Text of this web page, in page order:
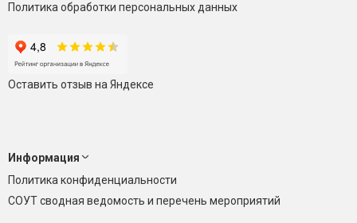
Политика обработки персональных данных
Оставить отзыв на Яндексе
Информация
Политика конфиденциальности
СОУТ сводная ведомость и перечень мероприятий